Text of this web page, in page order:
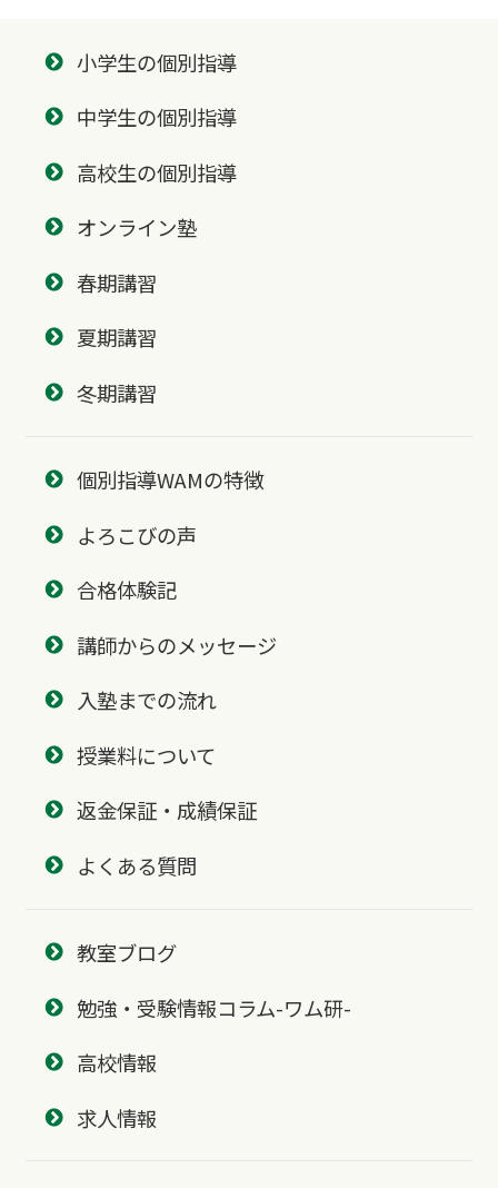
小学生の個別指導
中学生の個別指導
高校生の個別指導
オンライン塾
春期講習
夏期講習
冬期講習
個別指導WAMの特徴
よろこびの声
合格体験記
講師からのメッセージ
入塾までの流れ
授業料について
返金保証・成績保証
よくある質問
教室ブログ
勉強・受験情報コラム-ワム研-
高校情報
求人情報